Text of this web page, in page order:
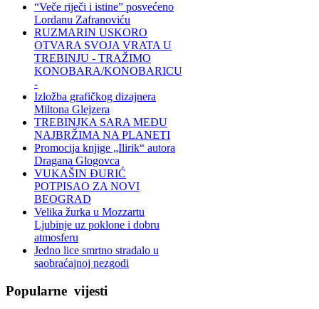
“Veče riječi i istine” posvećeno
Lordanu Zafranoviću
RUZMARIN USKORO
OTVARA SVOJA VRATA U
TREBINJU - TRAŽIMO
KONOBARA/KONOBARICU
-
Izložba grafičkog dizajnera
Miltona Glejzera
TREBINЈKA SARA MEĐU
NAJBRŽIMA NA PLANETI
Promocija knjige „Ilirik“ autora
Dragana Glogovca
VUKAŠIN ĐURIĆ
POTPISAO ZA NOVI
BEOGRAD
Velika žurka u Mozzartu
Ljubinje uz poklone i dobru
atmosferu
Jedno lice smrtno stradalo u
saobraćajnoj nezgodi
Popularne vijesti